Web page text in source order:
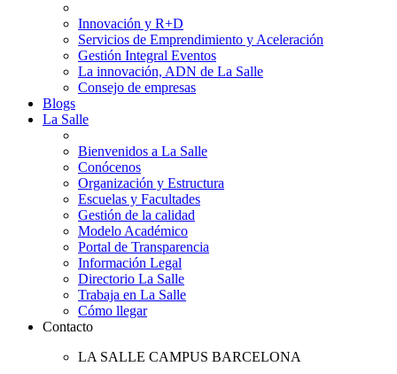
Innovación y R+D
Servicios de Emprendimiento y Aceleración
Gestión Integral Eventos
La innovación, ADN de La Salle
Consejo de empresas
Blogs
La Salle
Bienvenidos a La Salle
Conócenos
Organización y Estructura
Escuelas y Facultades
Gestión de la calidad
Modelo Académico
Portal de Transparencia
Información Legal
Directorio La Salle
Trabaja en La Salle
Cómo llegar
Contacto
LA SALLE CAMPUS BARCELONA